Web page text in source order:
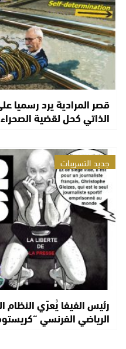
قصر المرادية يرد رسميا
الذاتي كحل لقضية
جديد التسريبات
رئيس الفيفا يُعرّي
الرياضي الفرنسي